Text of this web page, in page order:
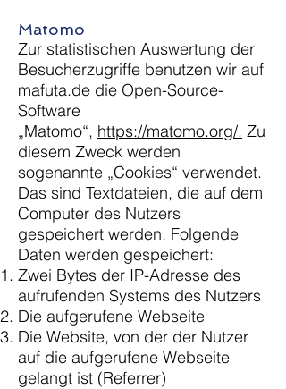
Matomo
Zur statistischen Auswertung der
Besucherzugriffe benutzen wir auf
mafuta.de die Open-Source-
Software
„Matomo“, https://matomo.org/. Zu
diesem Zweck werden
sogenannte „Cookies“ verwendet.
Das sind Textdateien, die auf dem
Computer des Nutzers
gespeichert werden. Folgende
Daten werden gespeichert:
Zwei Bytes der IP-Adresse des
aufrufenden Systems des Nutzers
Die aufgerufene Webseite
Die Website, von der der Nutzer
auf die aufgerufene Webseite
gelangt ist (Referrer)